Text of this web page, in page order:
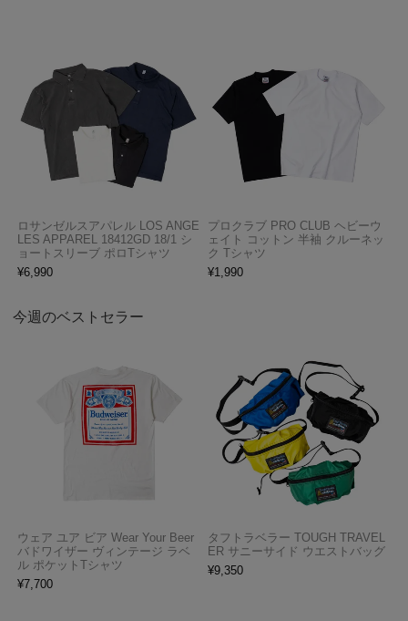
ロサンゼルスアパレル LOS ANGE
LES APPAREL 18412GD 18/1 シ
ョートスリーブ ポロTシャツ
¥6,990
プロクラブ PRO CLUB ヘビーウ
ェイト コットン 半袖 クルーネッ
ク Tシャツ
¥1,990
今週のベストセラー
ウェア ユア ビア Wear Your Beer
バドワイザー ヴィンテージ ラベ
ル ポケットTシャツ
¥7,700
タフトラベラー TOUGH TRAVEL
ER サニーサイド ウエストバッグ
¥9,350